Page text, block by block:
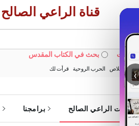
‹
قناة الراعي الصالح
بحث في الكتاب المقدس
الخلاص الحرب الروحية قرأت لك
خدمات الراعي الصالح برامجنا